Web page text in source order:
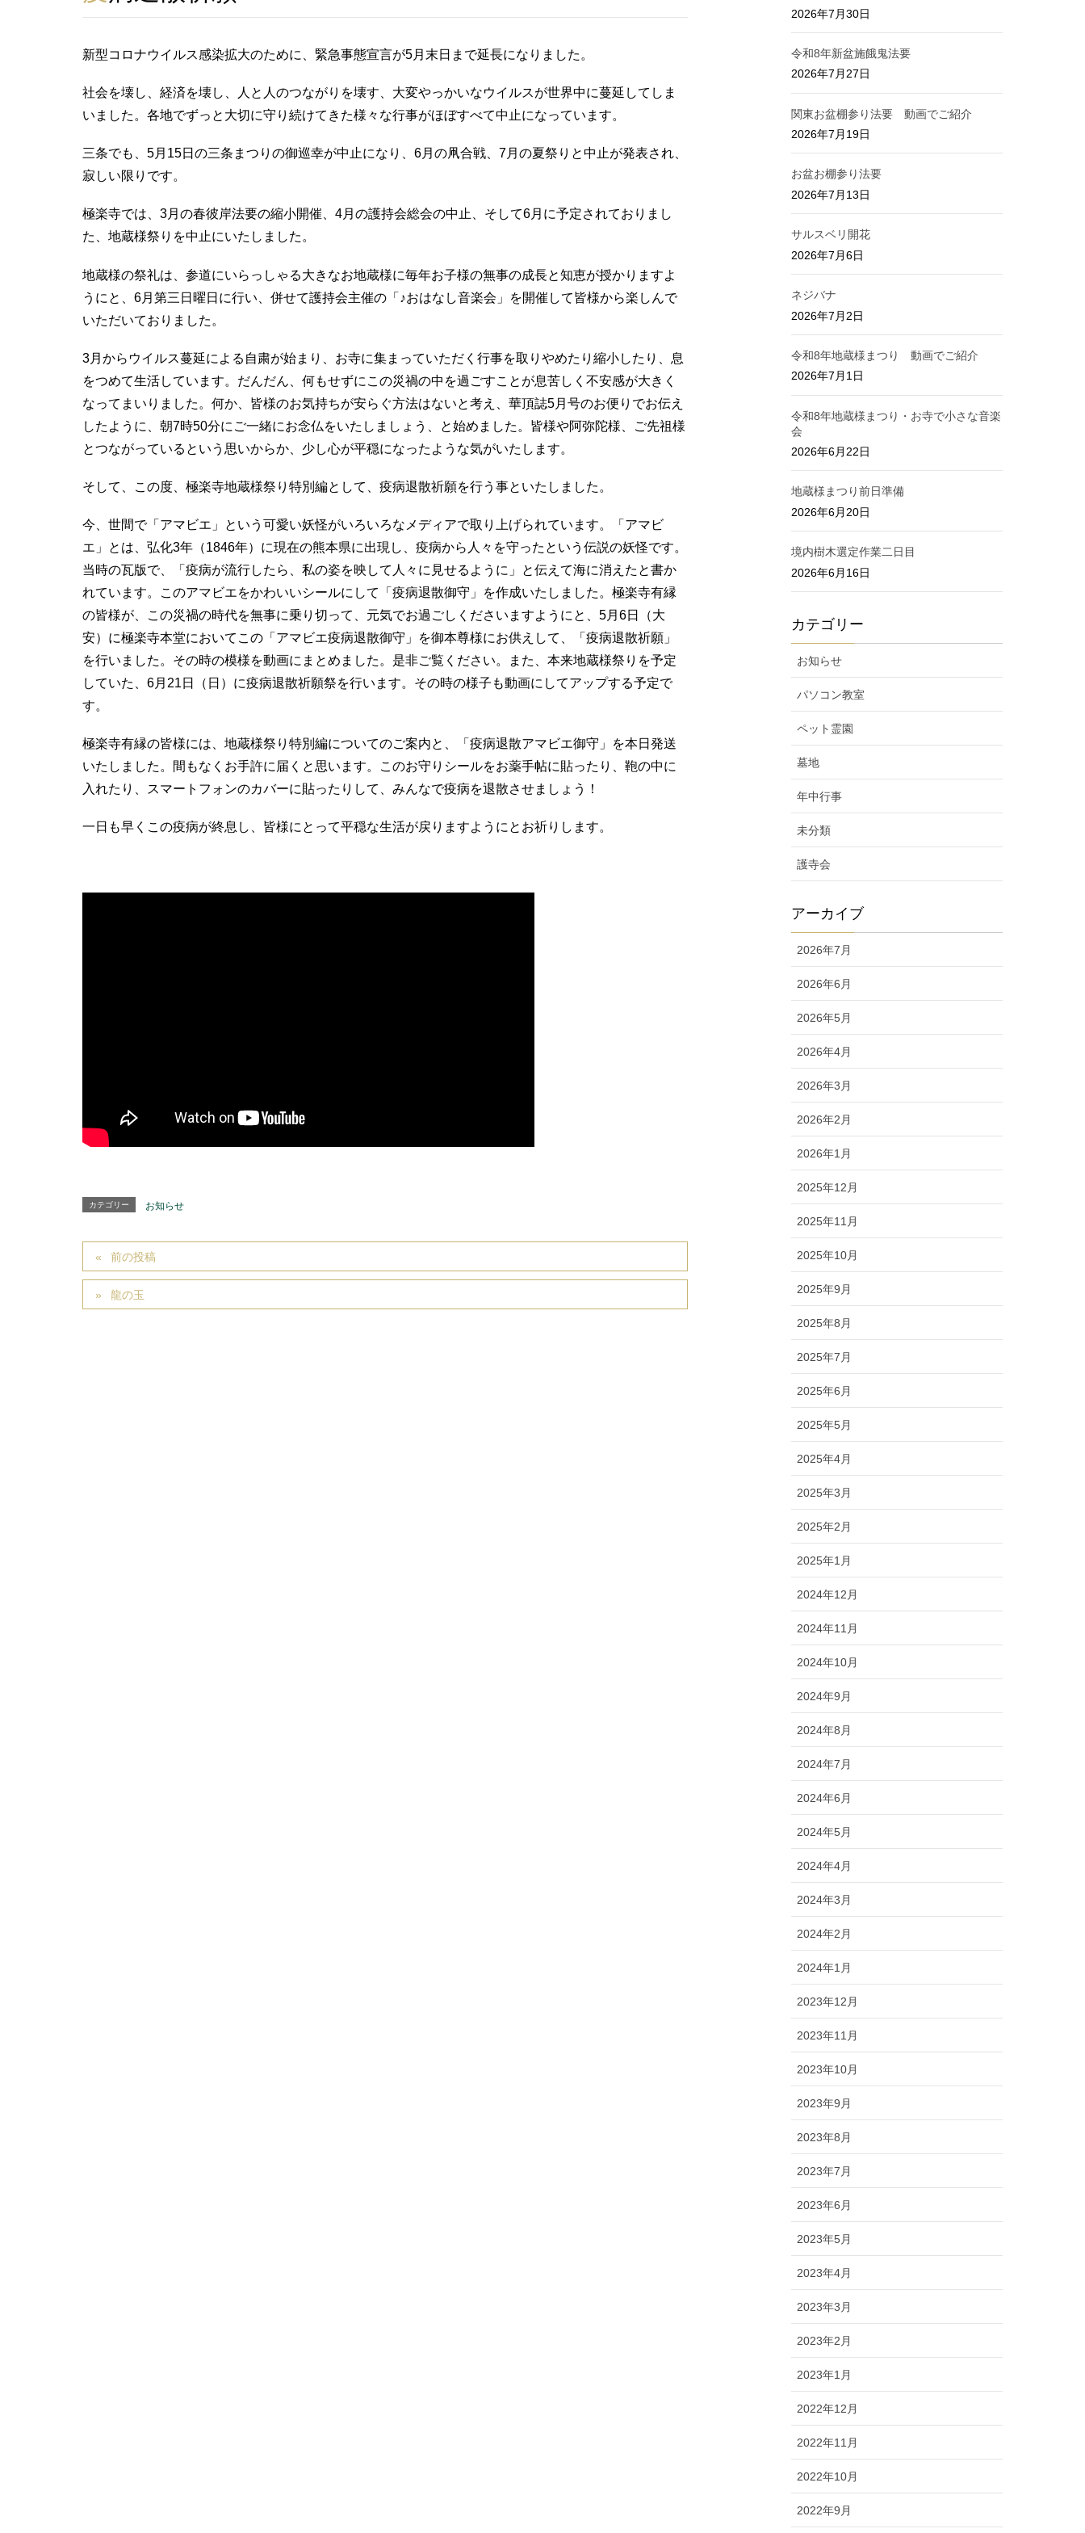
新型コロナウイルス感染拡大のために、緊急事態宣言が5月末日まで延長になりました。
社会を壊し、経済を壊し、人と人のつながりを壊す、大変やっかいなウイルスが世界中に蔓延してしま
いました。各地でずっと大切に守り続けてきた様々な行事がほぼすべて中止になっています。
三条でも、5月15日の三条まつりの御巡幸が中止になり、6月の凧合戦、7月の夏祭りと中止が発表され、
寂しい限りです。
極楽寺では、3月の春彼岸法要の縮小開催、4月の護持会総会の中止、そして6月に予定されておりまし
た、地蔵様祭りを中止にいたしました。
地蔵様の祭礼は、参道にいらっしゃる大きなお地蔵様に毎年お子様の無事の成長と知恵が授かりますよ
うにと、6月第三日曜日に行い、併せて護持会主催の「♪おはなし音楽会」を開催して皆様から楽しんで
いただいておりました。
3月からウイルス蔓延による自粛が始まり、お寺に集まっていただく行事を取りやめたり縮小したり、息
をつめて生活しています。だんだん、何もせずにこの災禍の中を過ごすことが息苦しく不安感が大きく
なってまいりました。何か、皆様のお気持ちが安らぐ方法はないと考え、華頂誌5月号のお便りでお伝え
したように、朝7時50分にご一緒にお念仏をいたしましょう、と始めました。皆様や阿弥陀様、ご先祖様
とつながっているという思いからか、少し心が平穏になったような気がいたします。
そして、この度、極楽寺地蔵様祭り特別編として、疫病退散祈願を行う事といたしました。
今、世間で「アマビエ」という可愛い妖怪がいろいろなメディアで取り上げられています。「アマビ
エ」とは、弘化3年（1846年）に現在の熊本県に出現し、疫病から人々を守ったという伝説の妖怪です。
当時の瓦版で、「疫病が流行したら、私の姿を映して人々に見せるように」と伝えて海に消えたと書か
れています。このアマビエをかわいいシールにして「疫病退散御守」を作成いたしました。極楽寺有縁
の皆様が、この災禍の時代を無事に乗り切って、元気でお過ごしくださいますようにと、5月6日（大
安）に極楽寺本堂においてこの「アマビエ疫病退散御守」を御本尊様にお供えして、「疫病退散祈願」
を行いました。その時の模様を動画にまとめました。是非ご覧ください。また、本来地蔵様祭りを予定
していた、6月21日（日）に疫病退散祈願祭を行います。その時の様子も動画にしてアップする予定で
す。
極楽寺有縁の皆様には、地蔵様祭り特別編についてのご案内と、「疫病退散アマビエ御守」を本日発送
いたしました。間もなくお手許に届くと思います。このお守りシールをお薬手帖に貼ったり、鞄の中に
入れたり、スマートフォンのカバーに貼ったりして、みんなで疫病を退散させましょう！
一日も早くこの疫病が終息し、皆様にとって平穏な生活が戻りますようにとお祈りします。
カテゴリー お知らせ
前の投稿
龍の玉
2026年7月30日
令和8年新盆施餓鬼法要
2026年7月27日
関東お盆棚参り法要 動画でご紹介
2026年7月19日
お盆お棚参り法要
2026年7月13日
サルスベリ開花
2026年7月6日
ネジバナ
2026年7月2日
令和8年地蔵様まつり 動画でご紹介
2026年7月1日
令和8年地蔵様まつり・お寺で小さな音楽
会
2026年6月22日
地蔵様まつり前日準備
2026年6月20日
境内樹木選定作業二日目
2026年6月16日
カテゴリー
お知らせ
パソコン教室
ペット霊園
墓地
年中行事
未分類
護寺会
アーカイブ
2026年7月
2026年6月
2026年5月
2026年4月
2026年3月
2026年2月
2026年1月
2025年12月
2025年11月
2025年10月
2025年9月
2025年8月
2025年7月
2025年6月
2025年5月
2025年4月
2025年3月
2025年2月
2025年1月
2024年12月
2024年11月
2024年10月
2024年9月
2024年8月
2024年7月
2024年6月
2024年5月
2024年4月
2024年3月
2024年2月
2024年1月
2023年12月
2023年11月
2023年10月
2023年9月
2023年8月
2023年7月
2023年6月
2023年5月
2023年4月
2023年3月
2023年2月
2023年1月
2022年12月
2022年11月
2022年10月
2022年9月